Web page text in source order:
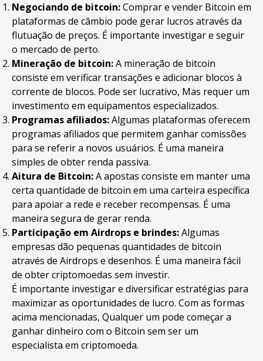
Negociando de bitcoin:Comprar e vender Bitcoin em
plataformas de câmbio pode gerar lucros através da
flutuação de preços. É importante investigar e seguir
o mercado de perto.
Mineração de bitcoin:A mineração de bitcoin
consiste em verificar transações e adicionar blocos à
corrente de blocos. Pode ser lucrativo, Mas requer um
investimento em equipamentos especializados.
Programas afiliados:Algumas plataformas oferecem
programas afiliados que permitem ganhar comissões
para se referir a novos usuários. É uma maneira
simples de obter renda passiva.
Aitura de Bitcoin:A apostas consiste em manter uma
certa quantidade de bitcoin em uma carteira específica
para apoiar a rede e receber recompensas. É uma
maneira segura de gerar renda.
Participação em Airdrops e brindes:Algumas
empresas dão pequenas quantidades de bitcoin
através de Airdrops e desenhos. É uma maneira fácil
de obter criptomoedas sem investir.
É importante investigar e diversificar estratégias para
maximizar as oportunidades de lucro. Com as formas
acima mencionadas, Qualquer um pode começar a
ganhar dinheiro com o Bitcoin sem ser um
especialista em criptomoeda.